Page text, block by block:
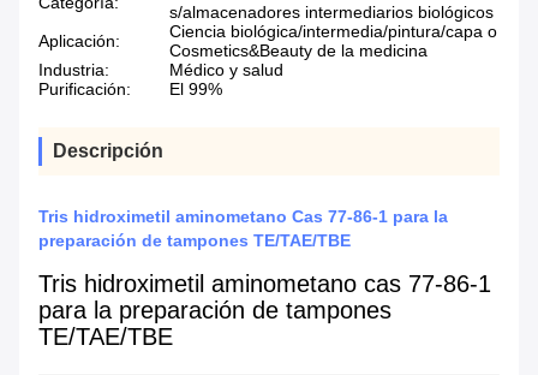
s/almacenadores intermediarios biológicos
Aplicación:
Ciencia biológica/intermedia/pintura/capa o
Cosmetics&Beauty de la medicina
Industria:
Médico y salud
Purificación:
El 99%
Descripción
Tris hidroximetil aminometano Cas 77-86-1 para la
preparación de tampones TE/TAE/TBE
Tris hidroximetil aminometano cas 77-86-1
para la preparación de tampones
TE/TAE/TBE